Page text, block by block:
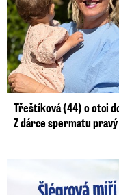
Třeštíková (44) o otci
Z dárce spermatu
Lucie Šlégrová míří